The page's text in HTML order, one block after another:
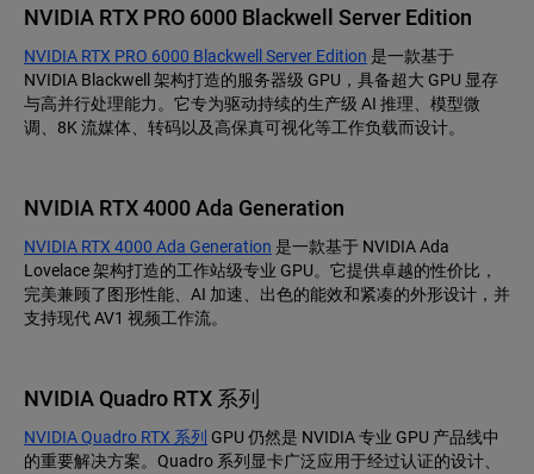
NVIDIA RTX PRO 6000 Blackwell Server Edition
NVIDIA RTX PRO 6000 Blackwell Server Edition 是一款基于
NVIDIA Blackwell 架构打造的服务器级 GPU，具备超大 GPU 显存
与高并行处理能力。它专为驱动持续的生产级 AI 推理、模型微
调、8K 流媒体、转码以及高保真可视化等工作负载而设计。
NVIDIA RTX 4000 Ada Generation
NVIDIA RTX 4000 Ada Generation 是一款基于 NVIDIA Ada
Lovelace 架构打造的工作站级专业 GPU。它提供卓越的性价比，
完美兼顾了图形性能、AI 加速、出色的能效和紧凑的外形设计，并
支持现代 AV1 视频工作流。
NVIDIA Quadro RTX 系列
NVIDIA Quadro RTX 系列 GPU 仍然是 NVIDIA 专业 GPU 产品线中
的重要解决方案。Quadro 系列显卡广泛应用于经过认证的设计、